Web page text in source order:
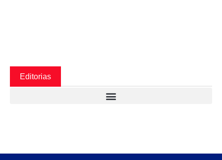
Editorias